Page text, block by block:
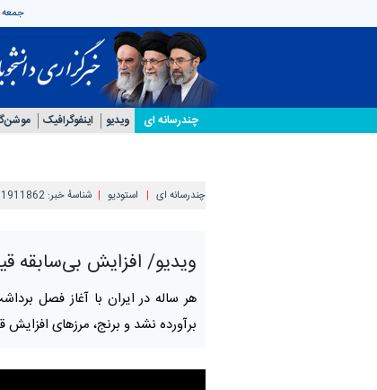
جمعه ۱۶ مرداد ۱۴۰۵
چندرسانه ای
ویدیو اینفوگرافیک
چندرسانه ای استودیو شناسهٔ خبر:
ویدیو/ افزایش بی‌سابقه
هر ساله در ایران با آغاز فصل
برآورده نشد و برنج، مرزهای افزایش